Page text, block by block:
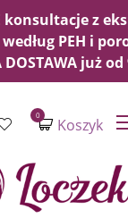
konsultacje z
PEH i
już od
Koszyk
0